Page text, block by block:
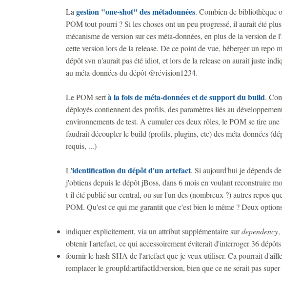
La gestion "one-shot" des métadonnées. Combien de bibliothèque
POM tout pourri ? Si les choses ont un peu progressé, il aurait été
mécanisme de version sur ces méta-données, en plus de la version de
cette version lors de la release. De ce point de vue, héberger un repo
dépôt svn n'aurait pas été idiot, et lors de la release on aurait juste
au méta-données du dépôt @révision1234.
Le POM sertà la fois de méta-données et de support du build.
déployés contiennent des profils, des paramètres liés au
environnements de test. A cumuler ces deux rôles, le POM se tire
faudrait découpler le build (profils, plugins, etc) des méta-données
requis, ...)
L'identification du dépôt d'un artefact. Si aujourd'hui je dépends
j'obtiens depuis le dépôt jBoss, dans 6 mois en voulant reconstruire
t-il été publié sur central, ou sur l'un des (nombreux ?) autres repos
POM. Qu'est ce qui me garantit que c'est bien le même ? Deux
indiquer explicitement, via un attribut supplémentaire surdependency,
obtenir l'artefact, ce qui accessoirement éviterait d'interroger 36 dépôts
fournir le hash SHA de l'artefact que je veux utiliser. Ca pourrait
remplacer le groupId:artifactId:version, bien que ce ne serait pas